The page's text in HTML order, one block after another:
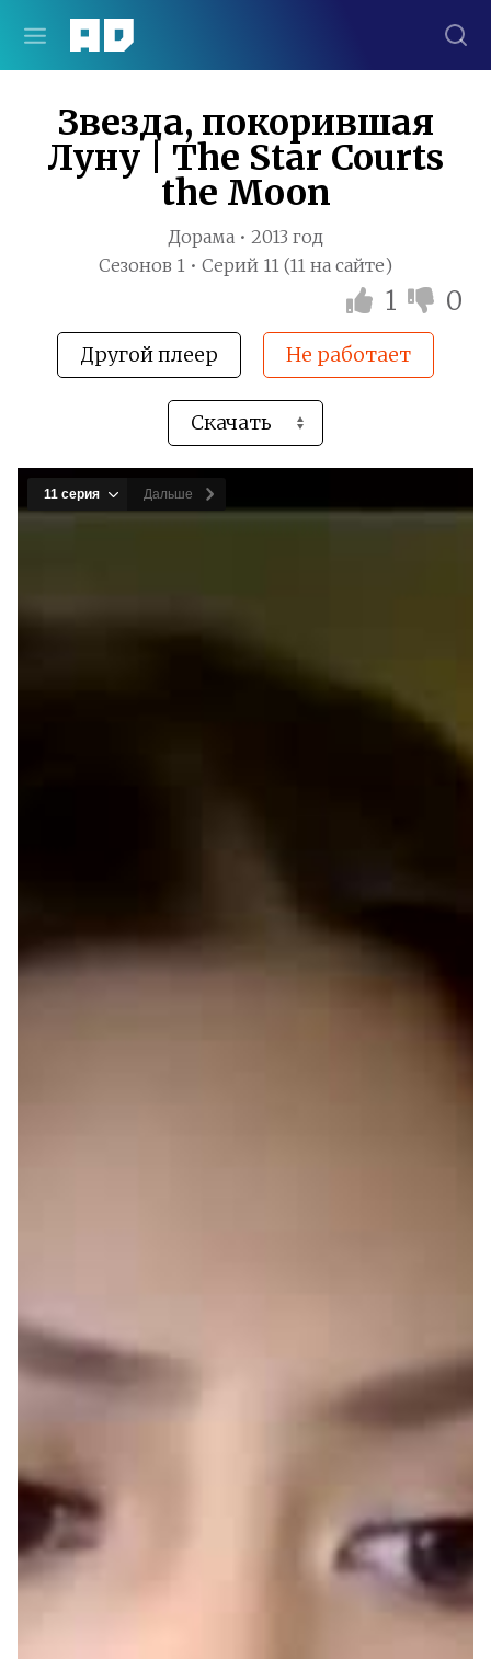
Звезда, покорившая
Луну | The Star Courts
the Moon
Дорама • 2013 год
Сезонов 1 • Серий 11 (11 на сайте)
1 0
Другой плеер Не работает